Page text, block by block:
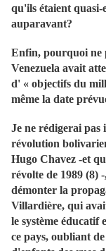
qu'ils étaient quasi-
auparavant?
Enfin, pourquoi ne
Venezuela avait
d' « objectifs du
même la date
Je ne rédigerai pas
révolution
Hugo Chavez -et
révolte de 1989 (8)
démonter la
Villardière, qui
le système éducatif
ce pays, oubliant